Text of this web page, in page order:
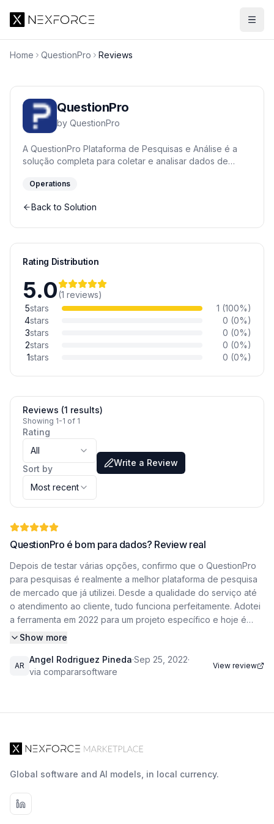
Home QuestionPro Reviews
QuestionPro
by QuestionPro
A QuestionPro Plataforma de Pesquisas e Análise é a
solução completa para coletar e analisar dados de
de perguntas, ferramentas de análise avançada e
acionáveis para decisões estratégicas. Ideal para
Operations
Back to Solution
Rating Distribution
5.0(1 reviews)
5stars 1 (100%)
4stars 0 (0%)
3stars 0 (0%)
2stars 0 (0%)
1stars 0 (0%)
Reviews (1 results)
Showing 1-1 of 1
Rating
All
Sort by
Most recent
Write a Review
QuestionPro é bom para dados? Review real
Depois de testar várias opções, confirmo que o QuestionPro
para pesquisas é realmente a melhor plataforma de pesquisa
de mercado que já utilizei. Desde a qualidade do serviço até
o atendimento ao cliente, tudo funciona perfeitamente. Adotei
a ferramenta em 2022 para um projeto específico e hoje é
nossa solução padrão para coleta e análise de dados. A
de tipos de perguntas e os relatórios detalhados fazem toda a
diferença nos resultados que entregamos aos clientes. Para
que o QuestionPro superou outras plataformas de pesquisa
a buscar uma solução para pesquisas de mercado, testamos
QuestionPro. O diferencial está nos detalhes: a plataforma
permite criar fluxos condicionais complexos sem precisar de
conhecimentos técnicos, algo que outras ferramentas cobram
Show more
AR
Angel Rodriguez Pineda·Sep 25, 2022·
via compararsoftware
View review
Global software and AI models, in local currency.